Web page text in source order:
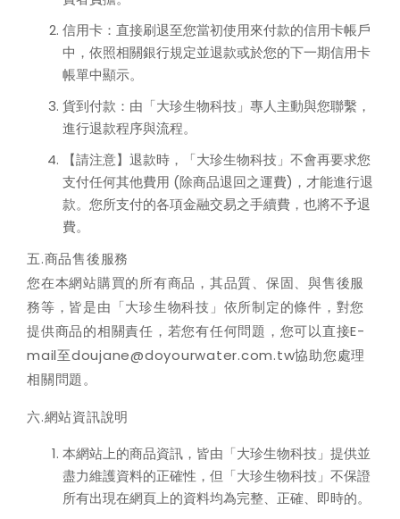
信用卡：直接刷退至您當初使用來付款的信用卡帳戶
中，依照相關銀行規定並退款或於您的下一期信用卡
帳單中顯示。
貨到付款：由「大珍生物科技」專人主動與您聯繫，
進行退款程序與流程。
【請注意】退款時，「大珍生物科技」不會再要求您
支付任何其他費用 (除商品退回之運費)，才能進行退
款。您所支付的各項金融交易之手續費，也將不予退
費。
五.商品售後服務
您在本網站購買的所有商品，其品質、保固、與售後服
務等，皆是由「大珍生物科技」依所制定的條件，對您
提供商品的相關責任，若您有任何問題，您可以直接E-
mail至doujane@doyourwater.com.tw協助您處理
相關問題。
六.網站資訊說明
本網站上的商品資訊，皆由「大珍生物科技」提供並
盡力維護資料的正確性，但「大珍生物科技」不保證
所有出現在網頁上的資料均為完整、正確、即時的。